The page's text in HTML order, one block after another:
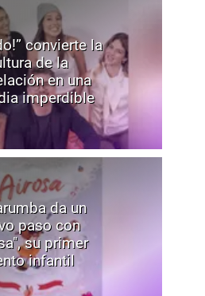
convierte la
de la
en una
imperdible
da un
paso con
su primer
infantil